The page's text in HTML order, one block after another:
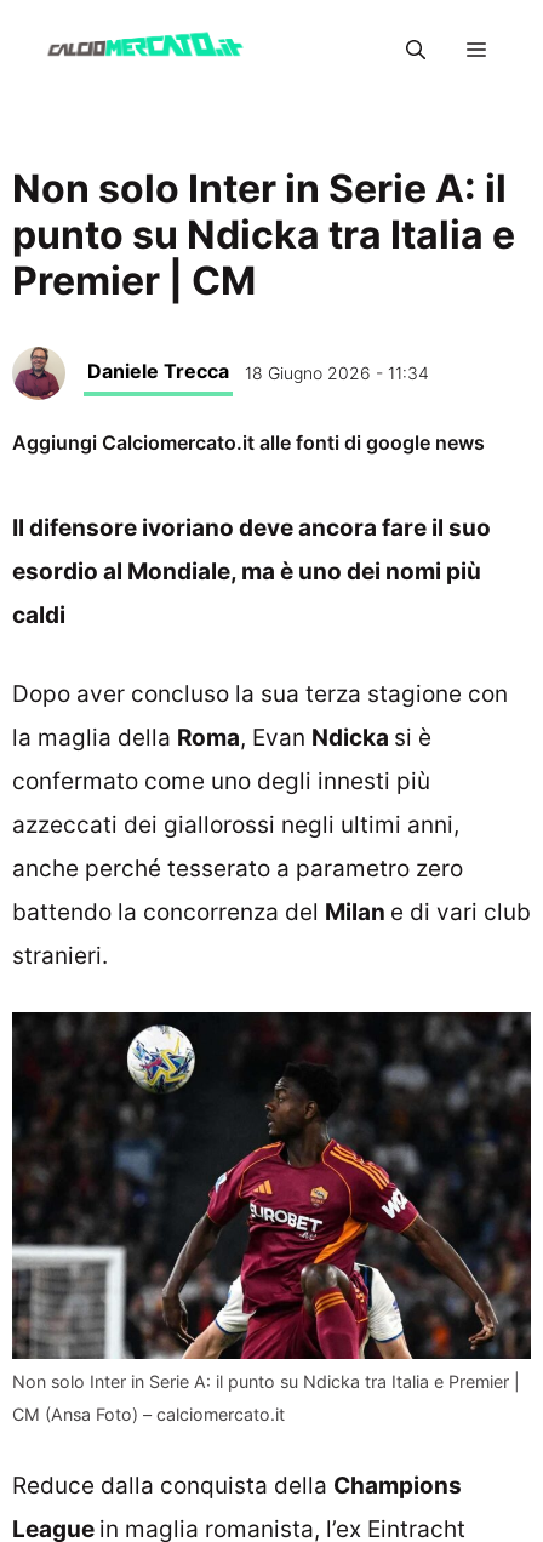
Menu
Non solo Inter in Serie A: il
punto su Ndicka tra Italia e
Premier | CM
Daniele Trecca 18 Giugno 2026 - 11:34
Aggiungi Calciomercato.it alle fonti di google news
Il difensore ivoriano deve ancora fare il suo
esordio al Mondiale, ma è uno dei nomi più
caldi
Dopo aver concluso la sua terza stagione con
la maglia della Roma, Evan Ndicka si è
confermato come uno degli innesti più
azzeccati dei giallorossi negli ultimi anni,
anche perché tesserato a parametro zero
battendo la concorrenza del Milan e di vari club
stranieri.
Non solo Inter in Serie A: il punto su Ndicka tra Italia e Premier |
CM (Ansa Foto) – calciomercato.it
Reduce dalla conquista della Champions
League in maglia romanista, l’ex Eintracht